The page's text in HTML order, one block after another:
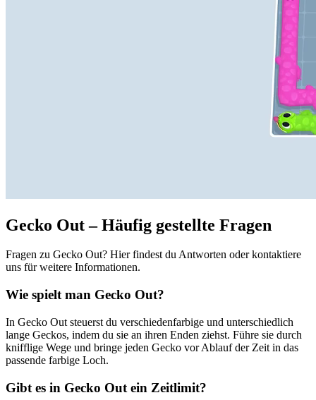
Gecko Out – Häufig gestellte Fragen
Fragen zu Gecko Out? Hier findest du Antworten oder kontaktiere
uns für weitere Informationen.
Wie spielt man Gecko Out?
In Gecko Out steuerst du verschiedenfarbige und unterschiedlich
lange Geckos, indem du sie an ihren Enden ziehst. Führe sie durch
knifflige Wege und bringe jeden Gecko vor Ablauf der Zeit in das
passende farbige Loch.
Gibt es in Gecko Out ein Zeitlimit?